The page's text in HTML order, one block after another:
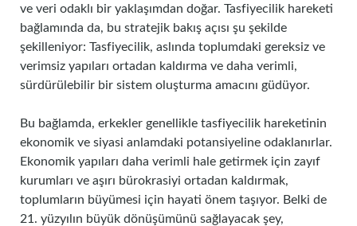
ve veri odaklı bir yaklaşımdan doğar. Tasfiyecilik hareketi
bağlamında da, bu stratejik bakış açısı şu şekilde
şekilleniyor: Tasfiyecilik, aslında toplumdaki gereksiz ve
verimsiz yapıları ortadan kaldırma ve daha verimli,
sürdürülebilir bir sistem oluşturma amacını güdüyor.
Bu bağlamda, erkekler genellikle tasfiyecilik hareketinin
ekonomik ve siyasi anlamdaki potansiyeline odaklanırlar.
Ekonomik yapıları daha verimli hale getirmek için zayıf
kurumları ve aşırı bürokrasiyi ortadan kaldırmak,
toplumların büyümesi için hayati önem taşıyor. Belki de
21. yüzyılın büyük dönüşümünü sağlayacak şey,